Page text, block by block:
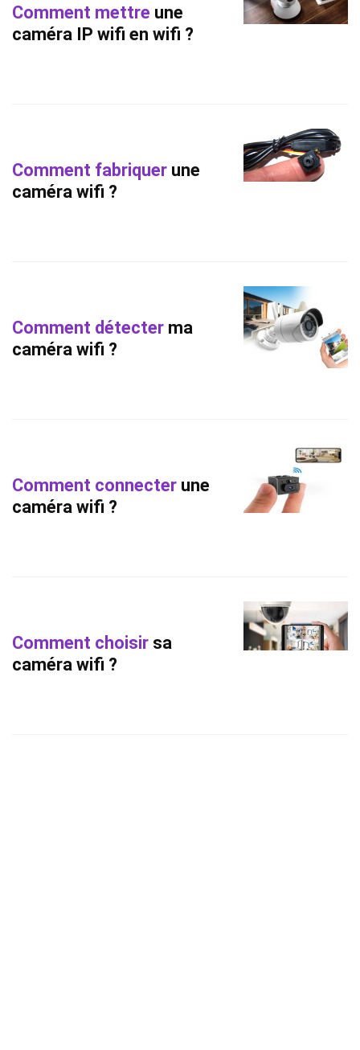
Comment mettre une
caméra IP wifi en wifi ?
Comment fabriquer une
caméra wifi ?
Comment détecter ma
caméra wifi ?
Comment connecter une
caméra wifi ?
Comment choisir sa
caméra wifi ?